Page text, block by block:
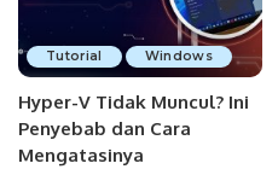
Tutorial Windows
Hyper-V Tidak Muncul? Ini
Penyebab dan Cara
Mengatasinya